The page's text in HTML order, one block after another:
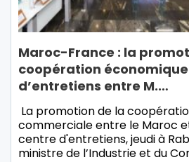
Maroc-France : la
coopération
d’entretiens entre M.…
La promotion de la
commerciale entre le Maroc
centre d'entretiens, jeudi à
ministre de l’Industrie et du